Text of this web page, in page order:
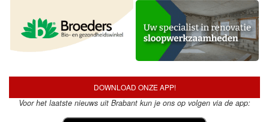
DOWNLOAD ONZE APP!
Voor het laatste nieuws uit Brabant kun je ons op volgen via de app: